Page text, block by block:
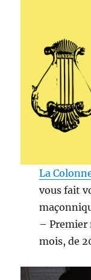
La
vous fait
– Premier
mois, de